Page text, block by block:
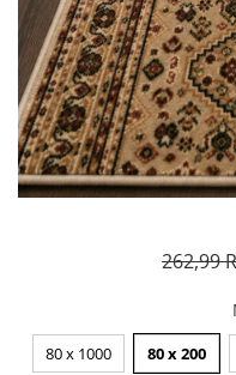
262,99
80 x 1000 80 x 200